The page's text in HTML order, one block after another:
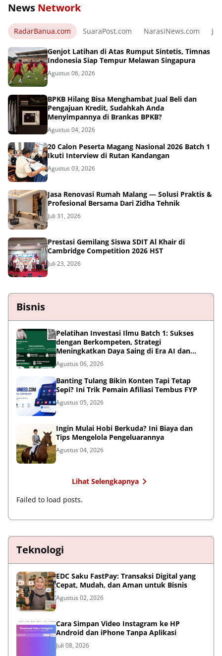
News Network
RadarBanua.com SuaraPost.com NarasiNews.com
Genjot Latihan di Atas Rumput Sintetis, Timnas
Indonesia Siap Tempur Melawan Singapura
Agustus 06, 2026
BPKB Hilang Bisa Menghambat Jual Beli dan
Pengajuan Kredit, Sudahkah Anda
Menyimpannya di Brankas BPKB?
Agustus 04, 2026
20 Calon Peserta Magang Nasional 2026 Batch 1
Ikuti Interview di Rutan Kandangan
Agustus 03, 2026
Jasa Renovasi Rumah Malang — Solusi Praktis &
Profesional Bersama Dari Zidha Tehnik
Juli 31, 2026
Prestasi Gemilang Siswa SDIT Al Khair di
Cambridge Competition 2026 HST
Juli 23, 2026
Bisnis
Pelatihan Investasi Ilmu Batch 1: Sukses
dengan Berkompeten, Strategi
Meningkatkan Daya Saing di Era AI dan
Persaingan Global
Agustus 06, 2026
Banting Tulang Bikin Konten Tapi Tetap
Sepi? Ini Trik Pemain Afiliasi Tembus FYP
Agustus 05, 2026
Ingin Mulai Hobi Berkuda? Ini Biaya dan
Tips Mengelola Pengeluarannya
Agustus 04, 2026
Lihat Selengkapnya
Failed to load posts.
Teknologi
EDC Saku FastPay: Transaksi Digital yang
Cepat, Mudah, dan Aman untuk Bisnis
Agustus 02, 2026
Cara Simpan Video Instagram ke HP
Android dan iPhone Tanpa Aplikasi
Juli 08, 2026